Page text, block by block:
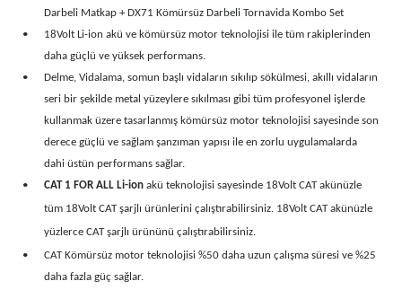
Darbeli Matkap + DX71 Kömürsüz Darbeli Tornavida Kombo Set
•
18Volt Li-ion akü ve kömürsüz motor teknolojisi ile tüm rakiplerinden
daha güçlü ve yüksek performans.
•
Delme, Vidalama, somun başlı vidaların sıkılıp sökülmesi, akıllı vidaların
seri bir şekilde metal yüzeylere sıkılması gibi tüm profesyonel işlerde
kullanmak üzere tasarlanmış kömürsüz motor teknolojisi sayesinde son
derece güçlü ve sağlam şanzıman yapısı ile en zorlu uygulamalarda
dahi üstün performans sağlar.
•
CAT 1 FOR ALL Li-ion akü teknolojisi sayesinde 18Volt CAT akünüzle
tüm 18Volt CAT şarjlı ürünlerini çalıştırabilirsiniz. 18Volt CAT akünüzle
yüzlerce CAT şarjlı ürününü çalıştırabilirsiniz.
•
CAT Kömürsüz motor teknolojisi %50 daha uzun çalışma süresi ve %25
daha fazla güç sağlar.